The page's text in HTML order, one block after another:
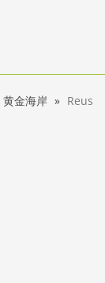
黄金海岸 Reus